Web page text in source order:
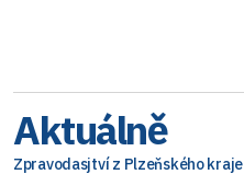
Aktuálně
Zpravodasjtví z Plzeňského kraje